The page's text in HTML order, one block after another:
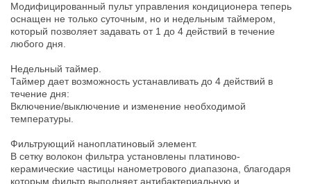
Модифицированный пульт управления кондиционера теперь
оснащен не только суточным, но и недельным таймером,
который позволяет задавать от 1 до 4 действий в течение
любого дня.
Недельный таймер.
Таймер дает возможность устанавливать до 4 действий в
течение дня:
Включение/выключение и изменение необходимой
температуры.
Фильтрующий наноплатиновый элемент.
В сетку волокон фильтра установлены платиново-
керамические частицы нанометрового диапазона, благодаря
которым фильтр выполняет антибактериальную и